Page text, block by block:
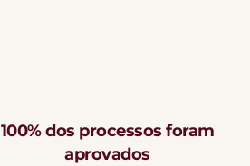
100% dos processos foram
aprovados